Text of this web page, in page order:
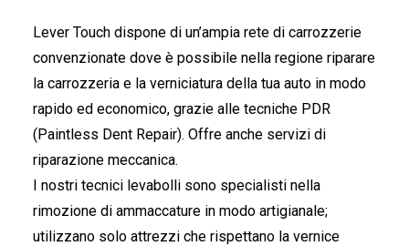
Lever Touch dispone di un’ampia rete di carrozzerie
convenzionate dove è possibile nella regione riparare
la carrozzeria e la verniciatura della tua auto in modo
rapido ed economico, grazie alle tecniche PDR
(Paintless Dent Repair). Offre anche servizi di
riparazione meccanica.
I nostri tecnici levabolli sono specialisti nella
rimozione di ammaccature in modo artigianale;
utilizzano solo attrezzi che rispettano la vernice